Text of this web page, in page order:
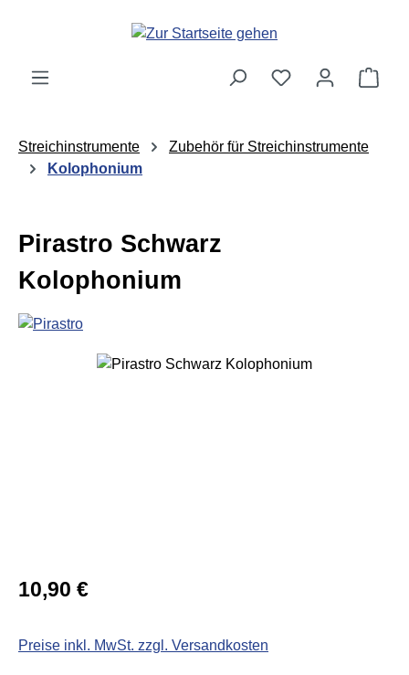
Zum Hauptinhalt springen
Streichinstrumente
Zubehör für Streichinstrumente
Kolophonium
Pirastro Schwarz
Kolophonium
Bildergalerie überspringen
Regulärer Preis:
10,90 €
Preise inkl. MwSt. zzgl. Versandkosten